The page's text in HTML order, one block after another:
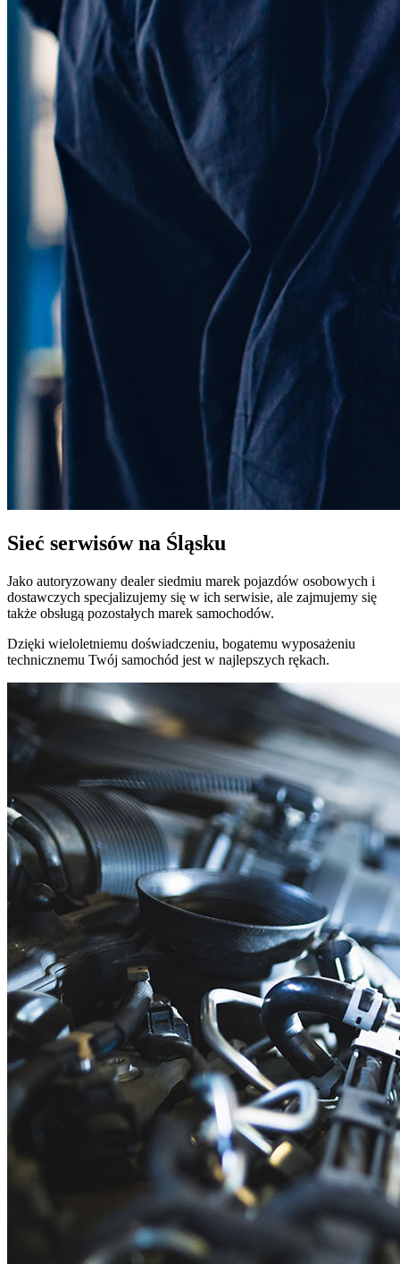
Sieć serwisów na Śląsku
Jako autoryzowany dealer siedmiu marek pojazdów osobowych i
dostawczych specjalizujemy się w ich serwisie, ale zajmujemy się
także obsługą pozostałych marek samochodów.
Dzięki wieloletniemu doświadczeniu, bogatemu wyposażeniu
technicznemu Twój samochód jest w najlepszych rękach.